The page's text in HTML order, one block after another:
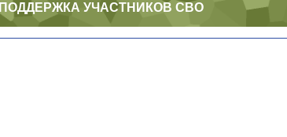
ПОДДЕРЖКА УЧАСТНИКОВ СВО